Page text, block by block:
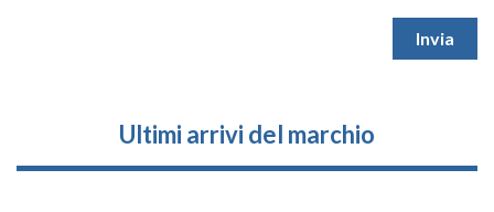
Ultimi arrivi del marchio